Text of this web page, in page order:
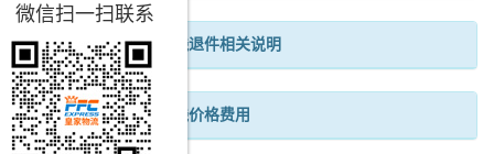
北京到加拿大物流专线退件相关说明
北京到加拿大物流专线价格费用
微信扫一扫联系